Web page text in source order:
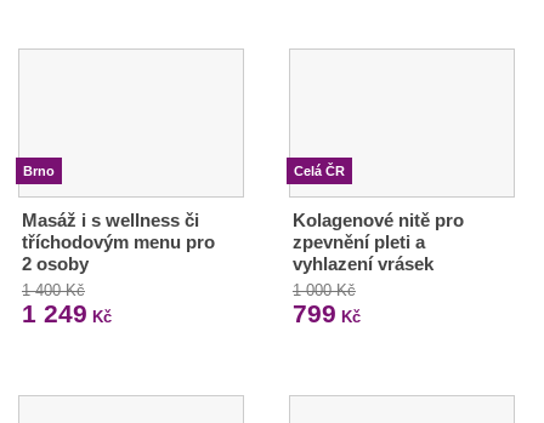
Brno
Masáž i s wellness či
tříchodovým menu pro
2 osoby
1 400 Kč
1 249 Kč
Celá ČR
Kolagenové nitě pro
zpevnění pleti a
vyhlazení vrásek
1 000 Kč
799 Kč